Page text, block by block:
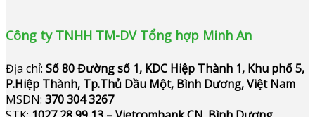
Công ty TNHH TM-DV Tổng hợp Minh An
Địa chỉ: Số 80 Đường số 1, KDC Hiệp Thành 1, Khu phố 5,
P.Hiệp Thành, Tp.Thủ Dầu Một, Bình Dương, Việt Nam
MSDN: 370 304 3267